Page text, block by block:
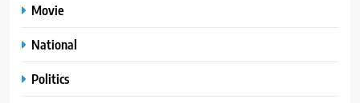
Movie
National
Politics